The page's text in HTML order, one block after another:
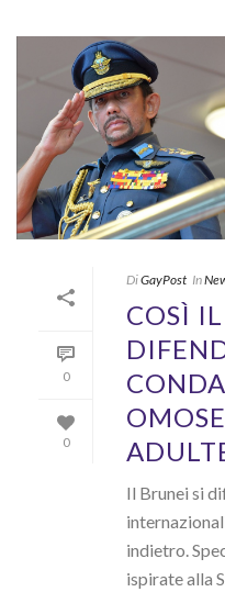
0
0
DiGayPost In
COSÌ
Il Brunei si
indietro.
ispirate alla